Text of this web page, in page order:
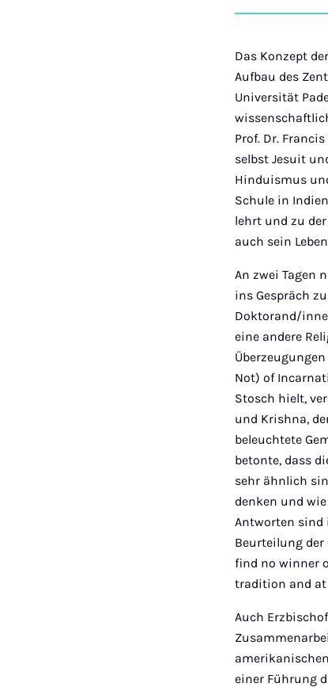
Das Konzept
Aufbau des
Universität
Prof. Dr.
selbst Jesuit
Hinduismus
Schule in
lehrt und zu
auch sein
An zwei Tagen
ins Gespräch
Doktorand/
eine andere
Not) of
Stosch hielt,
und Krishna,
beleuchtete
betonte, dass
sehr ähnlich
denken und
Antworten sind
Beurteilung der
find no winner
tradition and at
Auch
einer Führung